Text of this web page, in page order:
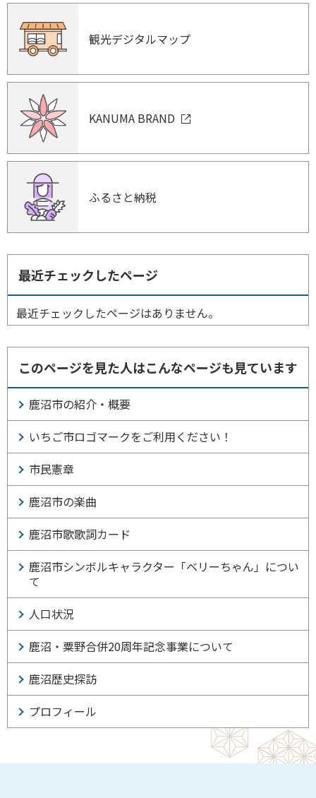
観光デジタルマップ
KANUMA BRAND
ふるさと納税
最近チェックしたページ
最近チェックしたページはありません。
このページを見た人はこんなページも見ています
鹿沼市の紹介・概要
いちご市ロゴマークをご利用ください！
市民憲章
鹿沼市の楽曲
鹿沼市歌歌詞カード
鹿沼市シンボルキャラクター「ベリーちゃん」につい
て
人口状況
鹿沼・粟野合併20周年記念事業について
鹿沼歴史探訪
プロフィール